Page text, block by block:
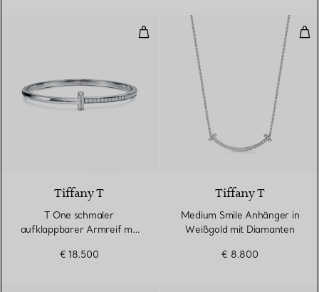
T One schmaler aufklappbarer
3 Materialien
Tiffany T
T One schmaler
aufklappbarer Armreif mit
€ 18.500
Tiffany T
Medium Smile Anhänger in
Weißgold mit Diamanten
€ 8.800